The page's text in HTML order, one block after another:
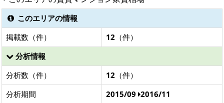
このエリアの情報
掲載数（件）
12 （件）
分析情報
分析数（件）
12 （件）
分析期間
2015/09 2016/11